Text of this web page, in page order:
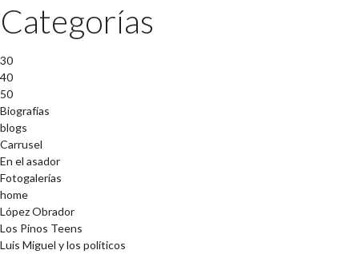
Categorías
30
40
50
Biografías
blogs
Carrusel
En el asador
Fotogalerías
home
López Obrador
Los Pinos Teens
Luis Miguel y los políticos